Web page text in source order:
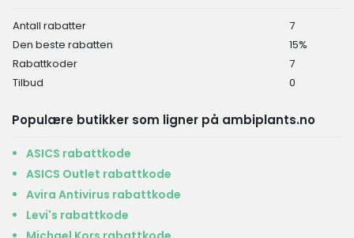
Antall rabatter
7
Den beste rabatten
15%
Rabattkoder
7
Tilbud
0
Populære butikker som ligner på ambiplants.no
ASICS rabattkode
ASICS Outlet rabattkode
Avira Antivirus rabattkode
Levi's rabattkode